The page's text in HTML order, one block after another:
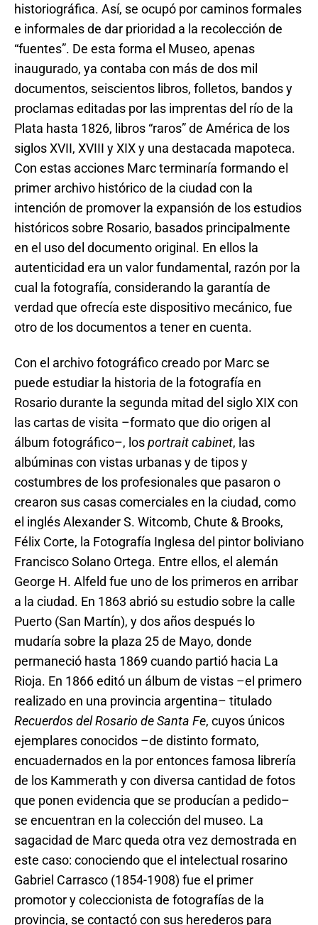
historiográfica. Así, se ocupó por caminos formales
e informales de dar prioridad a la recolección de
“fuentes”. De esta forma el Museo, apenas
inaugurado, ya contaba con más de dos mil
documentos, seiscientos libros, folletos, bandos y
proclamas editadas por las imprentas del río de la
Plata hasta 1826, libros “raros” de América de los
siglos XVII, XVIII y XIX y una destacada mapoteca.
Con estas acciones Marc terminaría formando el
primer archivo histórico de la ciudad con la
intención de promover la expansión de los estudios
históricos sobre Rosario, basados principalmente
en el uso del documento original. En ellos la
autenticidad era un valor fundamental, razón por la
cual la fotografía, considerando la garantía de
verdad que ofrecía este dispositivo mecánico, fue
otro de los documentos a tener en cuenta.
Con el archivo fotográfico creado por Marc se
puede estudiar la historia de la fotografía en
Rosario durante la segunda mitad del siglo XIX con
las cartas de visita –formato que dio origen al
álbum fotográfico–, losportrait cabinet, las
albúminas con vistas urbanas y de tipos y
costumbres de los profesionales que pasaron o
crearon sus casas comerciales en la ciudad, como
el inglés Alexander S. Witcomb, Chute & Brooks,
Félix Corte, la Fotografía Inglesa del pintor boliviano
Francisco Solano Ortega. Entre ellos, el alemán
George H. Alfeld fue uno de los primeros en arribar
a la ciudad. En 1863 abrió su estudio sobre la calle
Puerto (San Martín), y dos años después lo
mudaría sobre la plaza 25 de Mayo, donde
permaneció hasta 1869 cuando partió hacia La
Rioja. En 1866 editó un álbum de vistas –el primero
realizado en una provincia argentina– titulado
Recuerdos del Rosario de Santa Fe, cuyos únicos
ejemplares conocidos –de distinto formato,
encuadernados en la por entonces famosa librería
de los Kammerath y con diversa cantidad de fotos
que ponen evidencia que se producían a pedido–
se encuentran en la colección del museo. La
sagacidad de Marc queda otra vez demostrada en
este caso: conociendo que el intelectual rosarino
Gabriel Carrasco (1854-1908) fue el primer
promotor y coleccionista de fotografías de la
provincia, se contactó con sus herederos para